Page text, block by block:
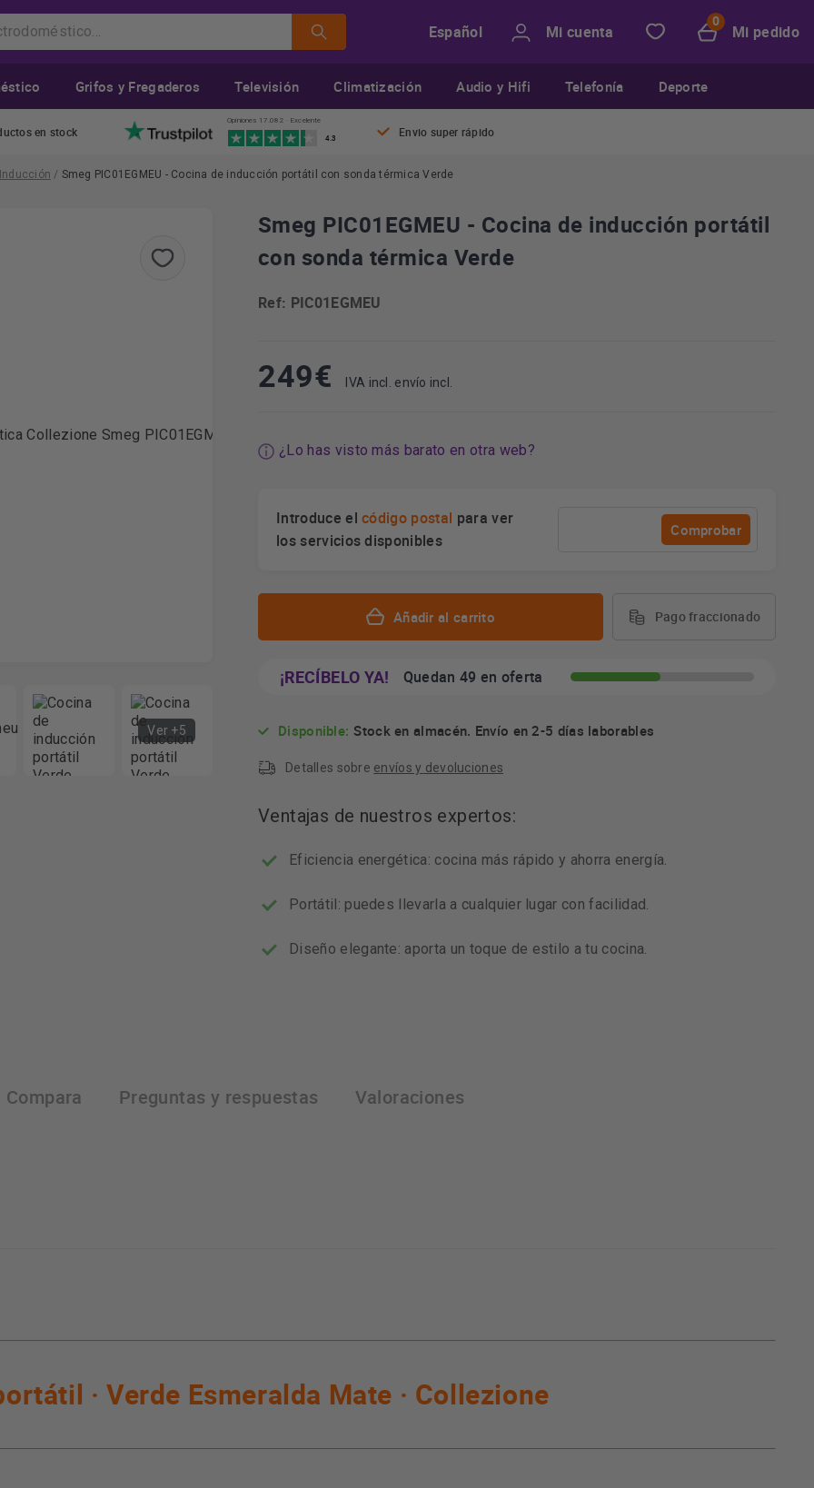
Español Mi cuenta Mi pedido
Grifos y Fregaderos Televisión Climatización Audio y Hifi Telefonía Deporte
en stock
Opiniones 17.082 · Excelente
4.3 Envio super rápido
/ Smeg PIC01EGMEU - Cocina de inducción portátil con sonda térmica Verde
Ver +5
Smeg PIC01EGMEU - Cocina de inducción portátil
con sonda térmica Verde
Ref: PIC01EGMEU
249€ IVA incl. envío incl.
¿Lo has visto más barato en otra web?
Introduce elcódigo postal para ver
los servicios disponibles
Comprobar
Añadir al carrito Pago fraccionado
¡RECÍBELO YA! Quedan 49 en oferta
Disponible: Stock en almacén. Envío en 2-5 días laborables
Detalles sobre envíos y devoluciones
Ventajas de nuestros expertos:
Eficiencia energética: cocina más rápido y ahorra energía.
Portátil: puedes llevarla a cualquier lugar con facilidad.
Diseño elegante: aporta un toque de estilo a tu cocina.
Compara Preguntas y respuestas Valoraciones
· Verde Esmeralda Mate · Collezione